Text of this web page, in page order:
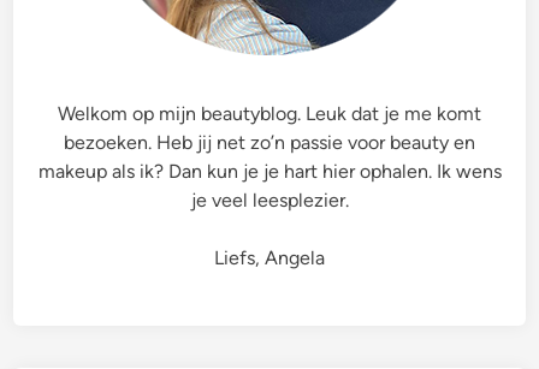
Welkom op mijn beautyblog. Leuk dat je me komt
bezoeken. Heb jij net zo’n passie voor beauty en
makeup als ik? Dan kun je je hart hier ophalen. Ik wens
je veel leesplezier.
Liefs, Angela